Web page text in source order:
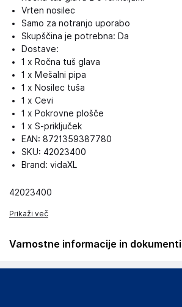
Vrten nosilec
Samo za notranjo uporabo
Skupščina je potrebna: Da
Dostave:
1 x Ročna tuš glava
1 x Mešalni pipa
1 x Nosilec tuša
1 x Cevi
1 x Pokrovne plošče
1 x S-priključek
EAN: 8721359387780
SKU: 42023400
Brand: vidaXL
42023400
Prikaži več
Varnostne informacije in dokumenti
Podatki o proizvajalcu